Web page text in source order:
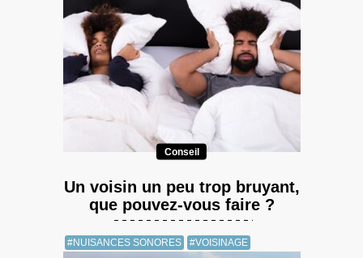
Conseil
Un voisin un peu trop bruyant,
que pouvez-vous faire ?
#NUISANCES SONORES #VOISINAGE